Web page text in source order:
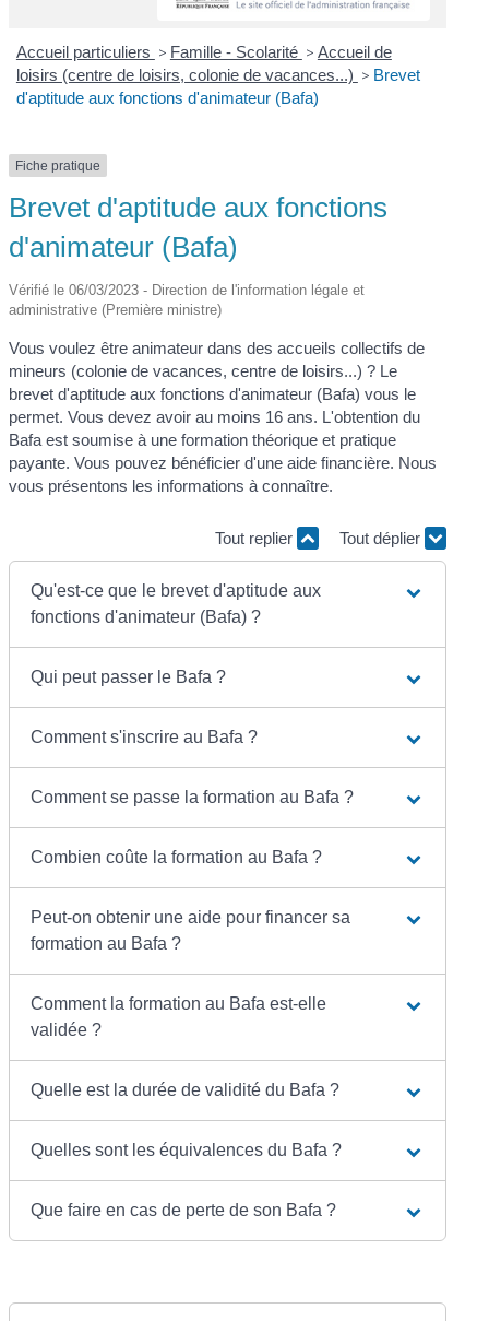
Accueil particuliers > Famille - Scolarité > Accueil de
loisirs (centre de loisirs, colonie de vacances...) > Brevet
d'aptitude aux fonctions d'animateur (Bafa)
Fiche pratique
Brevet d'aptitude aux fonctions
d'animateur (Bafa)
Vérifié le 06/03/2023 - Direction de l'information légale et
administrative (Première ministre)
Vous voulez être animateur dans des accueils collectifs de
mineurs (colonie de vacances, centre de loisirs...) ? Le
brevet d'aptitude aux fonctions d'animateur (Bafa) vous le
permet. Vous devez avoir au moins 16 ans. L'obtention du
Bafa est soumise à une formation théorique et pratique
payante. Vous pouvez bénéficier d'une aide financière. Nous
vous présentons les informations à connaître.
Tout replier Tout déplier
Qu'est-ce que le brevet d'aptitude aux
fonctions d'animateur (Bafa) ?
Qui peut passer le Bafa ?
Comment s'inscrire au Bafa ?
Comment se passe la formation au Bafa ?
Combien coûte la formation au Bafa ?
Peut-on obtenir une aide pour financer sa
formation au Bafa ?
Comment la formation au Bafa est-elle
validée ?
Quelle est la durée de validité du Bafa ?
Quelles sont les équivalences du Bafa ?
Que faire en cas de perte de son Bafa ?